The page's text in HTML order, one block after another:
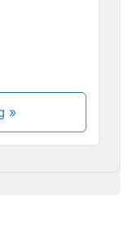
»
berikut:
dalam